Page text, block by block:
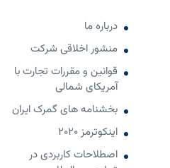
درباره ما
منشور اخلاقی شرکت
قوانین و مقررات تجارت با
آمریکای شمالی
بخشنامه های گمرک ایران
اینکوترمز 2020
اصطلاحات کاربردی در